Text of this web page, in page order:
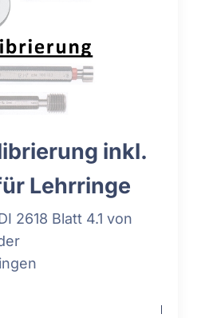
inkl.
Lehrringe
2618 Blatt 4.1 von
Preis